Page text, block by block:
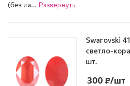
(без ла... Развернуть
Swarovski
светло-
шт.
300₽/шт